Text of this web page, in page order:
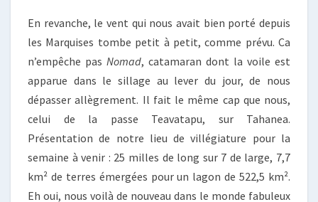
En revanche, le vent qui nous avait bien porté depuis
les Marquises tombe petit à petit, comme prévu. Ca
n’empêche pas Nomad, catamaran dont la voile est
apparue dans le sillage au lever du jour, de nous
dépasser allègrement. Il fait le même cap que nous,
celui de la passe Teavatapu, sur Tahanea.
Présentation de notre lieu de villégiature pour la
semaine à venir : 25 milles de long sur 7 de large, 7,7
km² de terres émergées pour un lagon de 522,5 km².
Eh oui, nous voilà de nouveau dans le monde fabuleux